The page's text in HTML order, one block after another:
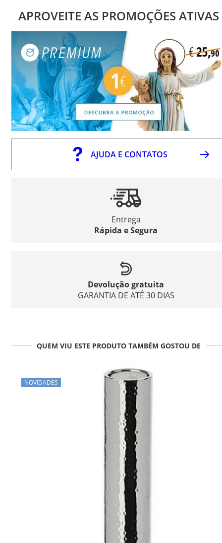
APROVEITE AS PROMOÇÕES ATIVAS
AJUDA E CONTATOS
Entrega
Rápida e Segura
Devolução gratuita
GARANTIA DE ATÉ 30 DIAS
QUEM VIU ESTE PRODUTO TAMBÉM GOSTOU DE
NOVIDADES